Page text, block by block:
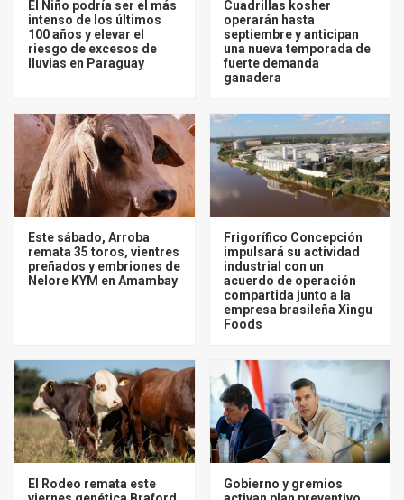
El Niño podría ser el más
intenso de los últimos
100 años y elevar el
riesgo de excesos de
lluvias en Paraguay
Cuadrillas kosher
operarán hasta
septiembre y anticipan
una nueva temporada de
fuerte demanda
ganadera
Este sábado, Arroba
remata 35 toros, vientres
preñados y embriones de
Nelore KYM en Amambay
Frigorífico Concepción
impulsará su actividad
industrial con un
acuerdo de operación
compartida junto a la
empresa brasileña Xingu
Foods
El Rodeo remata este
Gobierno y gremios